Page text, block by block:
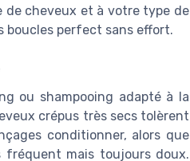
de cheveux et à votre type de
boucles perfect sans effort.
ou shampooing adapté à la
crépus très secs tolèrent
conditionner, alors que
fréquent mais toujours doux.